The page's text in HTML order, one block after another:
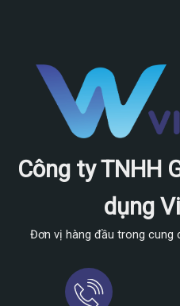
Công ty TNHH
dụng
Đơn vị hàng đầu trong cung